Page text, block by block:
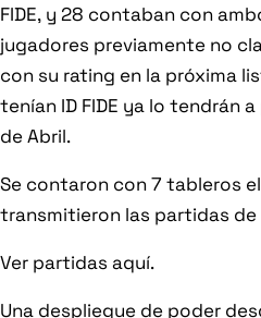
FIDE, y 28 contaban con
jugadores previamente no
con su rating en la próxima
tenían ID FIDE ya lo tendrán
de Abril.
Se contaron con 7 tableros
transmitieron las partidas
Ver partidas aquí.
Una despliegue de poder